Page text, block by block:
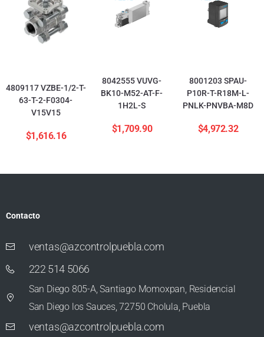
4809117 VZBE-1/2-T-
63-T-2-F0304-
V15V15
$1,616.16
8042555 VUVG-
BK10-M52-AT-F-
1H2L-S
$1,709.90
8001203 SPAU-
P10R-T-R18M-L-
PNLK-PNVBA-M8D
$4,972.32
Contacto
ventas@azcontrolpuebla.com
222 514 5066
San Diego 805-A, Santiago Momoxpan, Residencial
San Diego los Sauces, 72750 Cholula, Puebla
ventas@azcontrolpuebla.com